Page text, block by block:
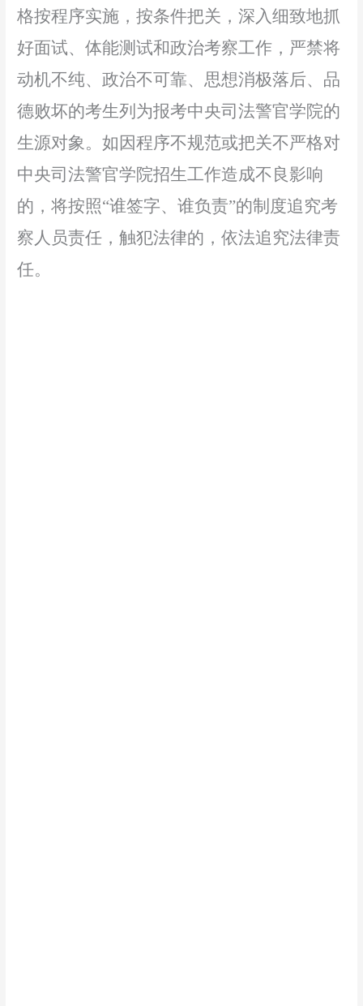
格按程序实施，按条件把关，深入细致地抓
好面试、体能测试和政治考察工作，严禁将
动机不纯、政治不可靠、思想消极落后、品
德败坏的考生列为报考中央司法警官学院的
生源对象。如因程序不规范或把关不严格对
中央司法警官学院招生工作造成不良影响
的，将按照“谁签字、谁负责”的制度追究考
察人员责任，触犯法律的，依法追究法律责
任。